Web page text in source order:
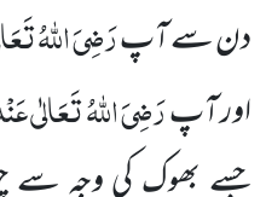
دن سے آپرَضِیَ اللہُ
اور آپرَضِیَ اللہُ تَعَالٰی
جسے بھوککی وجہ